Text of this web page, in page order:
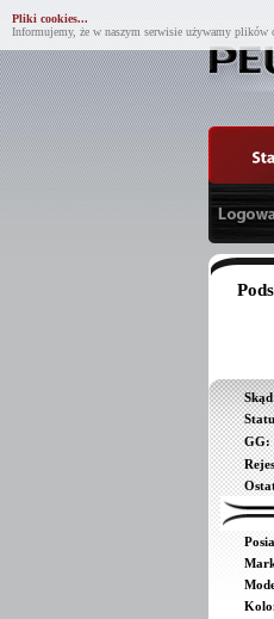
Pliki cookies...
Informujemy, że w naszym serwisie używamy plików
GG: